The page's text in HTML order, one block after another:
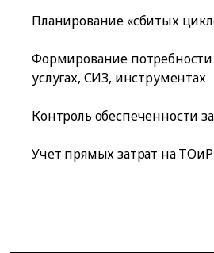
Планирование «сбитых
Формирование потребности
услугах, СИЗ, инструментах
Контроль обеспеченности
Учет прямых затрат на ТОиР